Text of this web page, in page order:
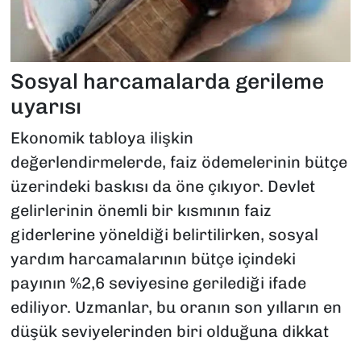
Sosyal harcamalarda gerileme
uyarısı
Ekonomik tabloya ilişkin
değerlendirmelerde, faiz ödemelerinin bütçe
üzerindeki baskısı da öne çıkıyor. Devlet
gelirlerinin önemli bir kısmının faiz
giderlerine yöneldiği belirtilirken, sosyal
yardım harcamalarının bütçe içindeki
payının %2,6 seviyesine gerilediği ifade
ediliyor. Uzmanlar, bu oranın son yılların en
düşük seviyelerinden biri olduğuna dikkat